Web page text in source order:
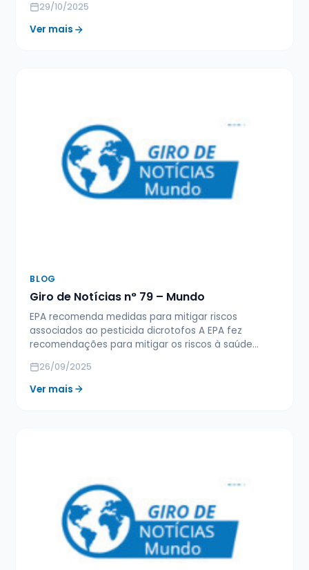
29/10/2025
Ver mais
BLOG
Giro de Notícias n° 79 – Mundo
EPA recomenda medidas para mitigar riscos
associados ao pesticida dicrotofos A EPA fez
recomendações para mitigar os riscos à saúde…
26/09/2025
Ver mais